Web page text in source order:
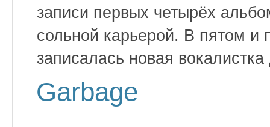
записи первых четырёх
сольной карьерой. В пятом и
записалась новая
Garbage